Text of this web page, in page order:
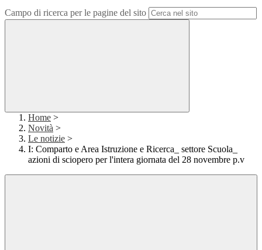
Campo di ricerca per le pagine del sito
Home >
Novità >
Le notizie >
I: Comparto e Area Istruzione e Ricerca_ settore Scuola_
azioni di sciopero per l'intera giornata del 28 novembre p.v